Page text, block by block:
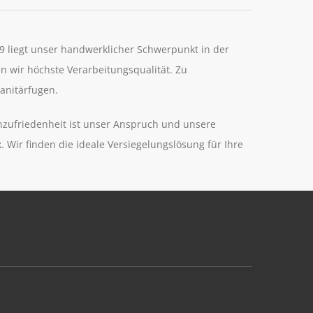
liegt unser handwerklicher Schwerpunkt in der
wir höchste Verarbeitungsqualität. Zu
ist unser Anspruch und unsere
finden die ideale Versiegelungslösung für Ihre